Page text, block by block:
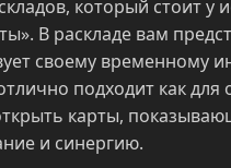
который стоит
В раскладе вам
своему временному
подходит как
карты,
и синергию.